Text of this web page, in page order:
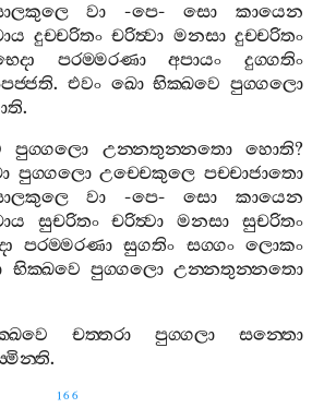
වා -පෙ-සො
කායෙන
දුච‍්චරිතං චරිත්‍වා මනසා දුච‍්චරිතං
පරම‍්මරණා අපායං
දුග‍්ගතිං
.එවං ඛො භික‍්ඛවෙ පුග‍්ගලො
.
පුග‍්ගලො උන‍්නතුන‍්නතො හොති?
පුග‍්ගලො උච‍්චෙකුලෙ පච‍්චාජාතො
වා -පෙ-සො
කායෙන
සුචරිතං චරිත්‍වා මනසා
සුචරිතං
පරම‍්මරණා සුගතිං සග‍්ගං ලොකං
භික‍්ඛවෙ පුග‍්ගලො උන‍්නතුන‍්නතො
චත‍්තරා පුග‍්ගලා
සන‍්තො
.
166